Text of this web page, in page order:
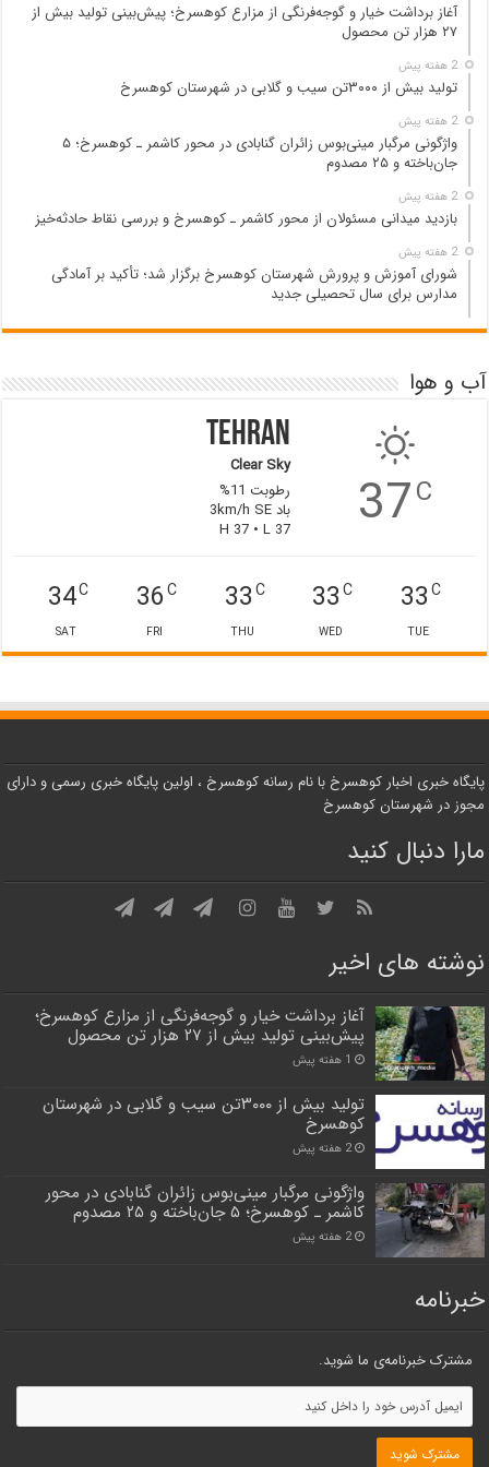
آغاز برداشت خیار و گوجه‌فرنگی از مزارع کوهسرخ؛ پیش‌بینی تولید بیش از
۲۷ هزار تن محصول
2 هفته پیش
تولید بیش از ۳۰۰۰تن سیب و گلابی در شهرستان کوهسرخ
2 هفته پیش
واژگونی مرگبار مینی‌بوس زائران گنابادی در محور کاشمر ـ کوهسرخ؛ ۵
جان‌باخته و ۲۵ مصدوم
2 هفته پیش
بازدید میدانی مسئولان از محور کاشمر ـ کوهسرخ و بررسی نقاط حادثه‌خیز
2 هفته پیش
شورای آموزش و پرورش شهرستان کوهسرخ برگزار شد؛ تأکید بر آمادگی
مدارس برای سال تحصیلی جدید
آب و هوا
37C
Tehran
Clear Sky
رطوبت 11%
باد 3km/h SE
H 37 • L 37
33C
TUE
33C
WED
33C
THU
36C
FRI
34C
SAT
پایگاه خبری اخبار کوهسرخ با نام رسانه کوهسرخ ، اولین پایگاه خبری رسمی و دارای
مجوز در شهرستان کوهسرخ
مارا دنبال کنید
نوشته های اخیر
آغاز برداشت خیار و گوجه‌فرنگی از مزارع کوهسرخ؛
پیش‌بینی تولید بیش از ۲۷ هزار تن محصول
1 هفته پیش
تولید بیش از ۳۰۰۰تن سیب و گلابی در شهرستان
کوهسرخ
2 هفته پیش
واژگونی مرگبار مینی‌بوس زائران گنابادی در محور
کاشمر ـ کوهسرخ؛ ۵ جان‌باخته و ۲۵ مصدوم
2 هفته پیش
خبرنامه
مشترک خبرنامه‌ی ما شوید.